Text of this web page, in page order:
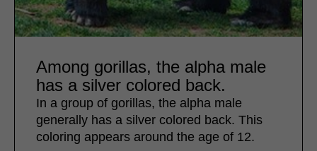
Among gorillas, the alpha male
has a silver colored back.
In a group of gorillas, the alpha male
generally has a silver colored back. This
coloring appears around the age of 12.